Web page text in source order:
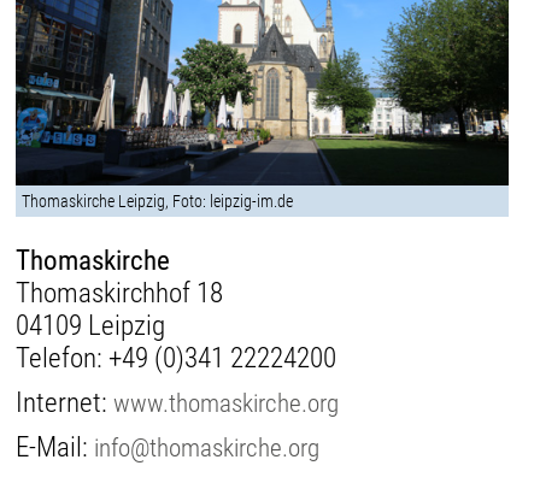
Thomaskirche Leipzig, Foto: leipzig-im.de
Thomaskirche
Thomaskirchhof 18
04109 Leipzig
Telefon: +49 (0)341 22224200
Internet:www.thomaskirche.org
E-Mail: info@thomaskirche.org